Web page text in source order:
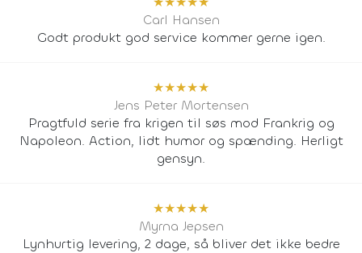
Carl Hansen
Godt produkt god service kommer gerne igen.
★★★★★
Jens Peter Mortensen
Pragtfuld serie fra krigen til søs mod Frankrig og
Napoleon. Action, lidt humor og spænding. Herligt
gensyn.
★★★★★
Myrna Jepsen
Lynhurtig levering, 2 dage, så bliver det ikke bedre